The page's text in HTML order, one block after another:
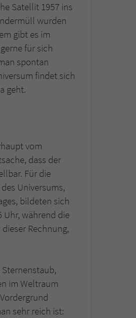
Satellit 1957 ins
wurden
gibt es im
für sich
spontan
findet sich
geht.
vom
dass der
Für die
Universums,
bildeten sich
Uhr, während die
Rechnung,
im Weltraum
sehr reich ist:
Kommunikation der
wird benötigt um z. B.
zu